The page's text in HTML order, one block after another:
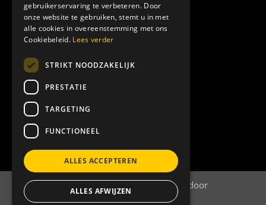
©2026| Website ontwikkeling door
WEBSITEBEREIKT.NL
gebruikerservaring te verbeteren. Door
onze website te gebruiken, stemt u in met
alle cookies in overeenstemming met ons
Cookiebeleid. Lees verder
STRIKT NOODZAKELIJK
PRESTATIE
TARGETING
FUNCTIONEEL
ALLES ACCEPTEREN
ALLES AFWIJZEN